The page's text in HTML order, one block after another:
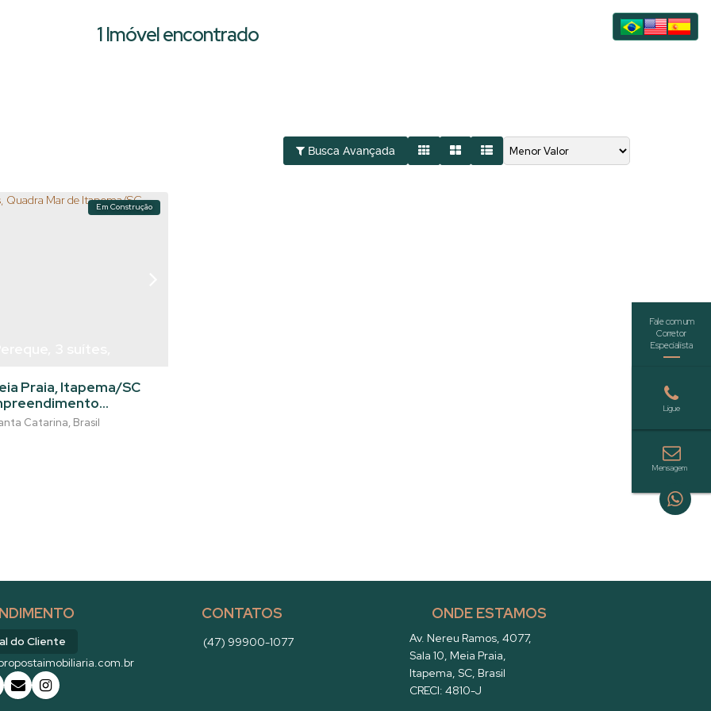
1 Imóvel encontrado
Busca Avançada
Em Construção
Catarina, Brasil
Praia, Itapema/SC
na quadra do mar e
do Cliente
CONTATOS
(47) 99900-1077
ONDE ESTAMOS
Av. Nereu Ramos, 4077,
Sala 10, Meia Praia,
Itapema, SC, Brasil
CRECI: 4810-J